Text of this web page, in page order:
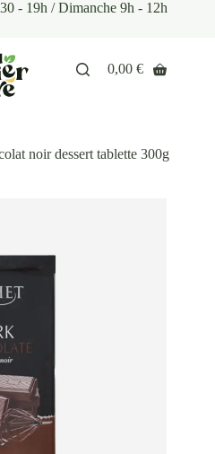
- 19h / Dimanche 9h - 12h
0,00€
noir dessert tablette 300g